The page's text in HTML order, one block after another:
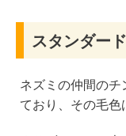
スタンダー
ネズミの仲間のチ
ており、その毛色